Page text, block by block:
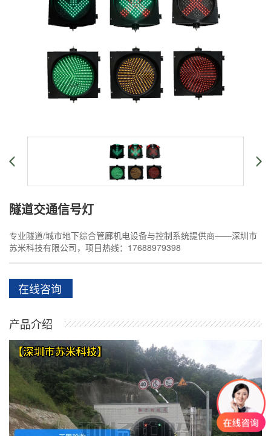
隧道交通信号灯
专业隧道/城市地下综合管廊机电设备与控制系统提供商——深圳市
苏米科技有限公司，项目热线：17688979398
在线咨询
产品介绍